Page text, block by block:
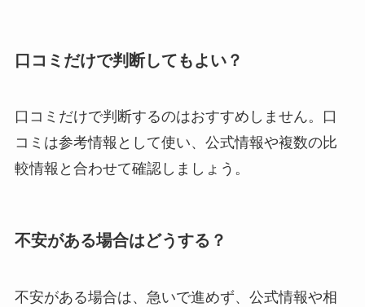
口コミだけで判断してもよい？
口コミだけで判断するのはおすすめしません。口
コミは参考情報として使い、公式情報や複数の比
較情報と合わせて確認しましょう。
不安がある場合はどうする？
不安がある場合は、急いで進めず、公式情報や相